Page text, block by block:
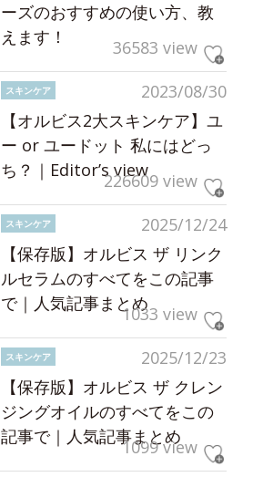
ーズのおすすめの使い方、教
えます！
36583 view
2023/08/30
スキンケア
【オルビス2大スキンケア】ユ
ー or ユードット 私にはどっ
ち？｜Editor’s view226609 view
2025/12/24
スキンケア
【保存版】オルビス ザ リンク
ルセラムのすべてをこの記事
で｜人気記事まとめ1033 view
2025/12/23
スキンケア
【保存版】オルビス ザ クレン
ジングオイルのすべてをこの
記事で｜人気記事まとめ
1099 view